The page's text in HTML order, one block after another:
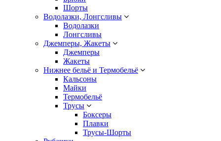
Шорты
Водолазки, Лонгсливы
Водолазки
Лонгсливы
Джемперы, Жакеты
Джемперы
Жакеты
Нижнее бельё и Термобельё
Кальсоны
Майки
Термобельё
Трусы
Боксеры
Плавки
Трусы-Шорты